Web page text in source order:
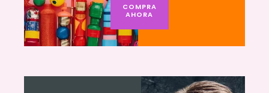
COMPRA
AHORA